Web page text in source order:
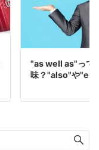
"as well as"って
味？"also"や